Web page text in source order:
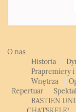
O nas
Historia
Prapremiery
Wnętrza
Repertuar
BASTIEN